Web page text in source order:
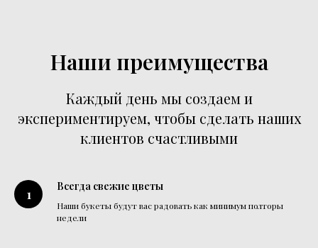
Наши преимущества
Каждый день мы создаем и
экспериментируем, чтобы сделать наших
клиентов счастливыми
Всегда свежие цветы
Наши букеты будут вас радовать как минимум полторы
недели